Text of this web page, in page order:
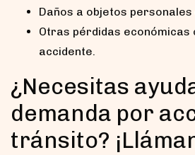
Daños a objetos
Otras pérdidas económicas
accidente.
¿Necesitas
demanda por
tránsito?